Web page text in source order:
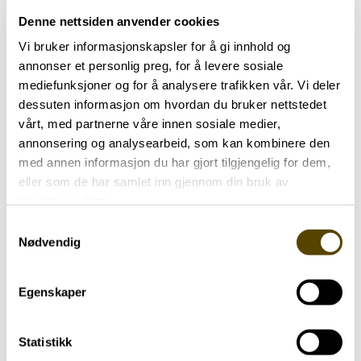
Denne nettsiden anvender cookies
Vi bruker informasjonskapsler for å gi innhold og
annonser et personlig preg, for å levere sosiale
mediefunksjoner og for å analysere trafikken vår. Vi deler
dessuten informasjon om hvordan du bruker nettstedet
vårt, med partnerne våre innen sosiale medier,
annonsering og analysearbeid, som kan kombinere den
med annen informasjon du har gjort tilgjengelig for dem,
eller som de har samlet inn gjennom din bruk av
Nødvendig
Egenskaper
Statistikk
motet av smertene. Det er tøffe tak. Verst er
balansen. Jeg faller litt innimellom, og plutselig.
Ingvar er gift og bor i Drammen. Der jobbet han
tidligere som platearbeider på Pedersen smie og
sveiseverksted. Lagde gelendre og andre
stålkonstruksjoner, da han merket symptomene.
– Jeg hadde uflaks som fikk Parkinsons sykdom.
Ble ufør.
Ingvar har alltid vært en snill gutt sier han, og det
tror jeg på. Han klager ikke. Han forteller at alt
elektroder ble plassert i hjernen. Dette